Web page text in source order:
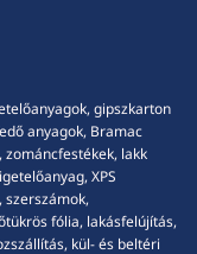
gipszkarton
anyagok, Bramac
lakk
XPS
szerszámok,
fólia, lakásfelújítás,
kül- és beltéri